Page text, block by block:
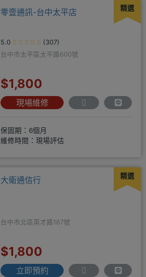
精選
零壹通訊-台中太平店
5.0
(307)
台中市太平區太平路600號
$1,800
現場維修
保固期：6個月
維修時間：現場評估
精選
大衛通信行
台中市北區英才路167號
$1,800
立即預約